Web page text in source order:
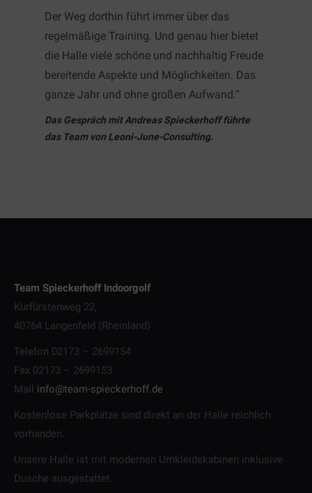
Der Weg dorthin führt immer über das
regelmäßige Training. Und genau hier bietet
die Halle viele schöne und nachhaltig Freude
bereitende Aspekte und Möglichkeiten. Das
ganze Jahr und ohne großen Aufwand.“
Das Gespräch mit Andreas Spieckerhoff führte
das Team von Leoni-June-Consulting.
Team Spieckerhoff Indoorgolf
Kurfürstenweg 22,
40764 Langenfeld (Rheinland)
Telefon 02173 – 2699154
Fax 02173 – 2699153
Mail info@team-spieckerhoff.de
Kostenlose Parkplätze sind direkt an der Halle reichlich
vorhanden.
Unsere Halle ist mit modernen Umkleidekabinen inklusive
Dusche ausgestattet.